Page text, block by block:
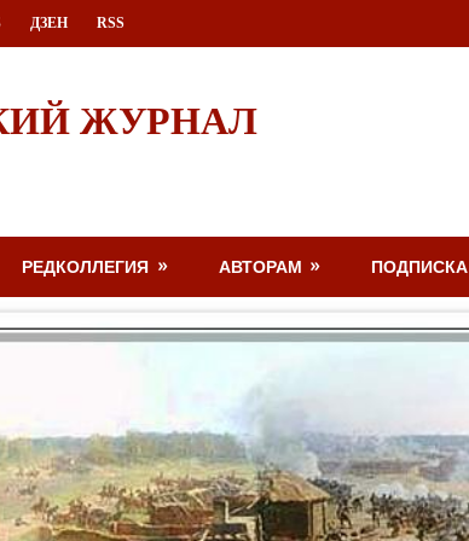
ДЗЕН RSS
ЖУРНАЛ
РЕДКОЛЛЕГИЯ АВТОРАМ ПОДПИСКА